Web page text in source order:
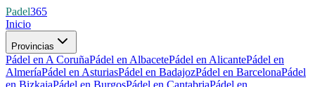
Padel365
Inicio
Provincias
Pádel en A CoruñaPádel en AlbacetePádel en AlicantePádel en
AlmeríaPádel en AsturiasPádel en BadajozPádel en BarcelonaPádel
en BizkaiaPádel en BurgosPádel en CantabriaPádel en